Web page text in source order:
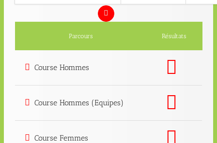
Parcours Résultats
Course Hommes
Course Hommes (Equipes)
Course Femmes